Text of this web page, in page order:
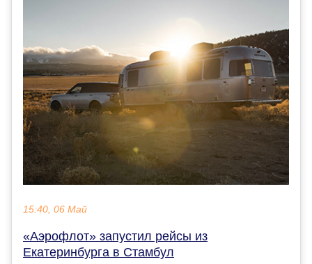
15:40, 06 Май
«Аэрофлот» запустил рейсы из
Екатеринбурга в Стамбул